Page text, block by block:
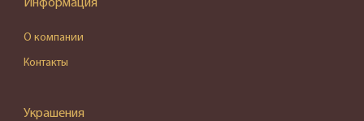
Информация
О компании
Контакты
Украшения